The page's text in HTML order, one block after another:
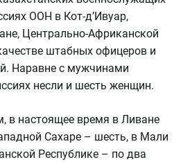
ООН в Кот-д’Ивуар,
Центрально-Африканской
штабных офицеров и
Наравне с мужчинами
несли и шесть женщин.
в настоящее время в Ливане
Сахаре – шесть, в Мали
Республике – по два